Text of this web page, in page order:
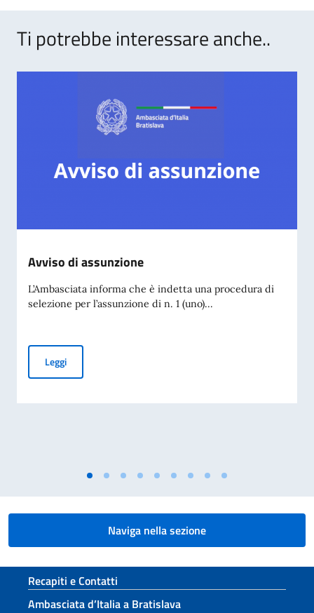
Ti potrebbe interessare anche..
Avviso di assunzione
L’Ambasciata informa che è indetta una procedura di
selezione per l’assunzione di n. 1 (uno)...
LeggiAvviso di assunzione
Naviga nella sezione
Sezione footer
Recapiti e Contatti
Ambasciata d’Italia a Bratislava